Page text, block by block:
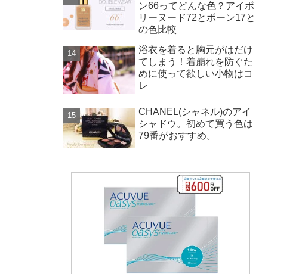
ン66ってどんな色？アイボ
リーヌード72とボーン17と
の色比較
浴衣を着ると胸元がはだけ
てしまう！着崩れを防ぐた
めに使って欲しい小物はコ
レ
CHANEL(シャネル)のアイ
シャドウ。初めて買う色は
79番がおすすめ。